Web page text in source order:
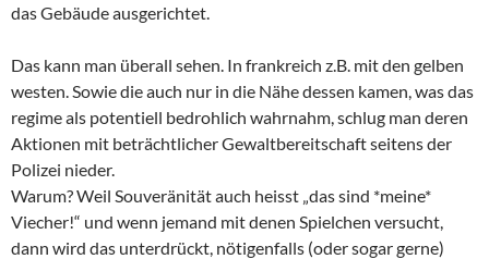
das Gebäude ausgerichtet.
Das kann man überall sehen. In frankreich z.B. mit den gelben
westen. Sowie die auch nur in die Nähe dessen kamen, was das
regime als potentiell bedrohlich wahrnahm, schlug man deren
Aktionen mit beträchtlicher Gewaltbereitschaft seitens der
Polizei nieder.
Warum? Weil Souveränität auch heisst „das sind *meine*
Viecher!“ und wenn jemand mit denen Spielchen versucht,
dann wird das unterdrückt, nötigenfalls (oder sogar gerne)